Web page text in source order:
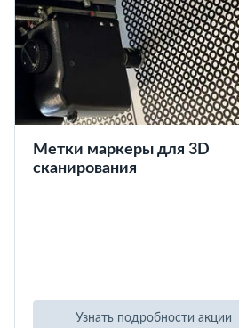
Метки маркеры для 3D
сканирования
Узнать подробности акции